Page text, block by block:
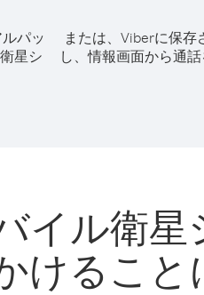
パッ
星シ
または、Viberに保存
し、情報画面から通
イル衛
けること